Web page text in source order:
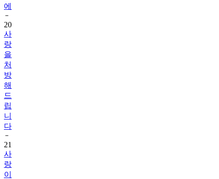
에
20
사
랑
을
처
방
해
드
립
니
다
21
사
랑
이